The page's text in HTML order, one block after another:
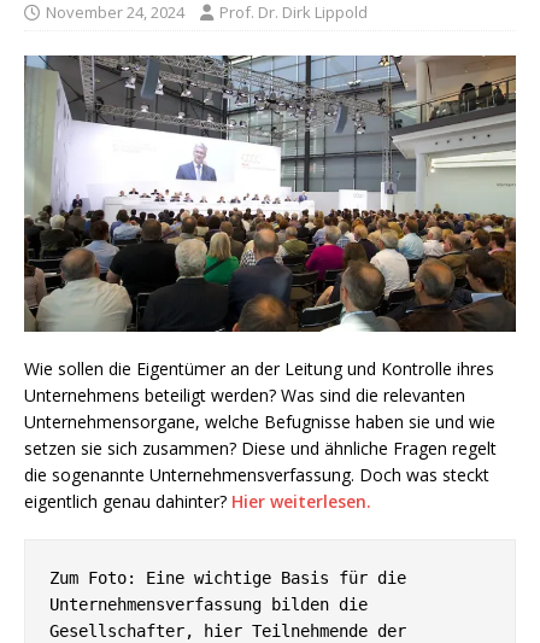
November 24, 2024 Prof. Dr. Dirk Lippold
Wie sollen die Eigentümer an der Leitung und Kontrolle ihres
Unternehmens beteiligt werden? Was sind die relevanten
Unternehmensorgane, welche Befugnisse haben sie und wie
setzen sie sich zusammen? Diese und ähnliche Fragen regelt
die sogenannte Unternehmensverfassung. Doch was steckt
eigentlich genau dahinter? Hier weiterlesen.
Zum Foto: Eine wichtige Basis für die
Unternehmensverfassung bilden die
Gesellschafter, hier Teilnehmende der